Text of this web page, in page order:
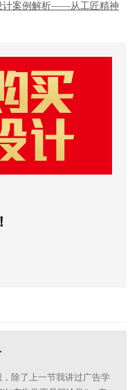
计案例解析——从工匠精神
除了上一节我讲过广告学